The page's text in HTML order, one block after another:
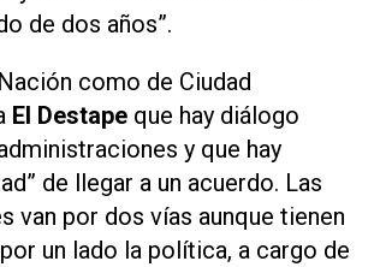
de dos años”.
como de Ciudad
El Destape que hay diálogo
y que hay
de llegar a un acuerdo. Las
van por dos vías aunque tienen
un lado la política, a cargo de